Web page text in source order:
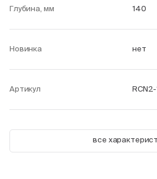
Глубина, мм 140
Новинка нет
Артикул
все